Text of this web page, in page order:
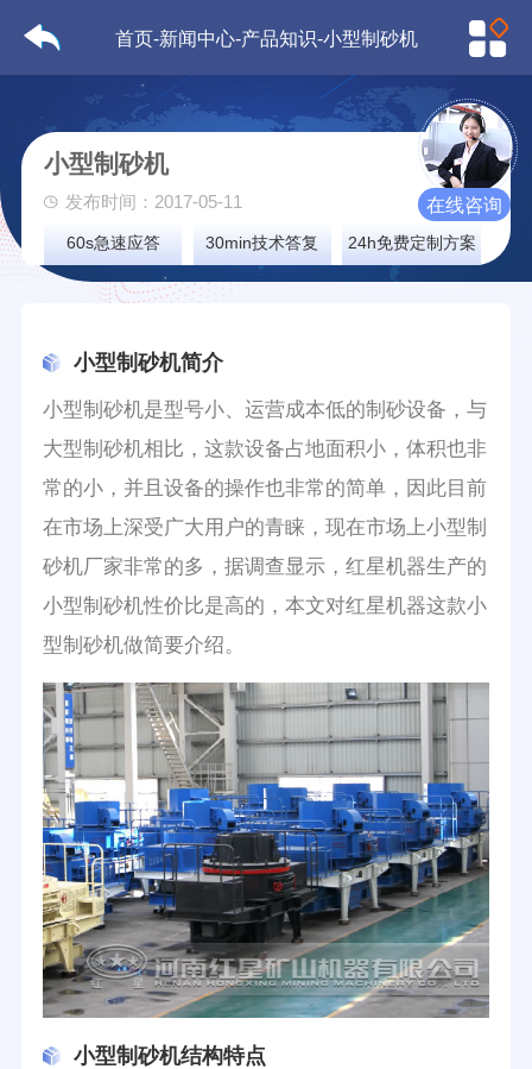
首页-新闻中心-产品知识-小型制砂机
小型制砂机
发布时间：2017-05-11
60s急速应答 30min技术答复 24h免费定制方案
在线咨询
小型制砂机简介
小型制砂机是型号小、运营成本低的制砂设备，与
大型制砂机相比，这款设备占地面积小，体积也非
常的小，并且设备的操作也非常的简单，因此目前
在市场上深受广大用户的青睐，现在市场上小型制
砂机厂家非常的多，据调查显示，红星机器生产的
小型制砂机性价比是高的，本文对红星机器这款小
型制砂机做简要介绍。
小型制砂机结构特点